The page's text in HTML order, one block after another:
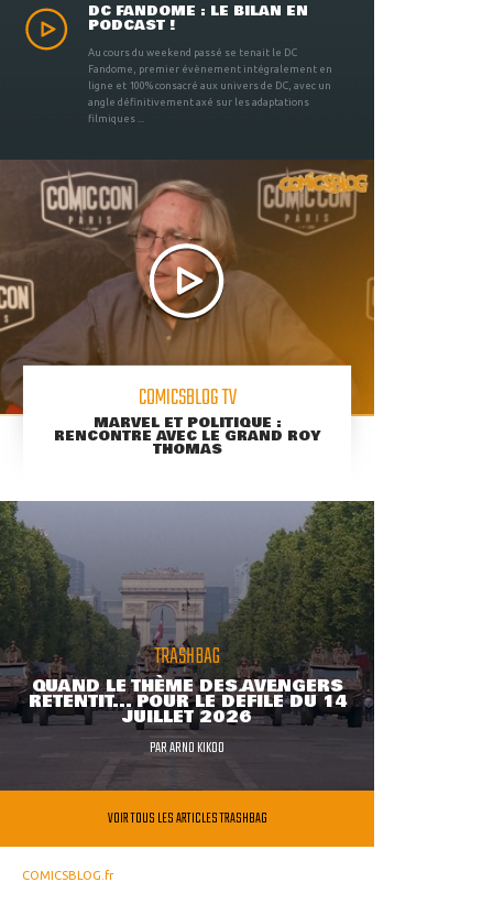
DC FANDOME : LE BILAN EN
PODCAST !
Au cours du weekend passé se tenait le DC
Fandome, premier évènement intégralement en
ligne et 100% consacré aux univers de DC, avec un
angle définitivement axé sur les adaptations
filmiques ...
COMICSBLOG TV
MARVEL ET POLITIQUE :
RENCONTRE AVEC LE GRAND ROY
THOMAS
TRASHBAG
QUAND LE THÈME DES AVENGERS
RETENTIT... POUR LE DÉFILÉ DU 14
JUILLET 2026
PARARNO KIKOO
VOIR TOUS LES ARTICLES TRASHBAG
COMICSBLOG.fr